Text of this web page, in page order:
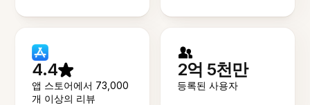
4.4
앱 스토어에서 73,000
개 이상의 리뷰
2억 5천만
등록된 사용자